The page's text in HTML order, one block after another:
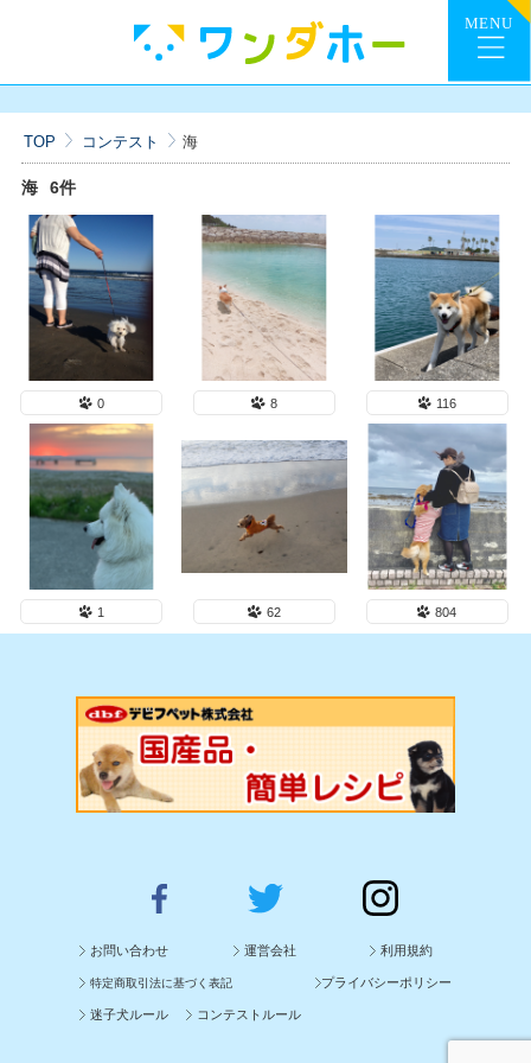
TOP コンテスト 海
海 6件
0 8 116
1 62 804
お問い合わせ 運営会社 利用規約
特定商取引法に基づく表記 プライバシーポリシー
迷子犬ルール コンテストルール